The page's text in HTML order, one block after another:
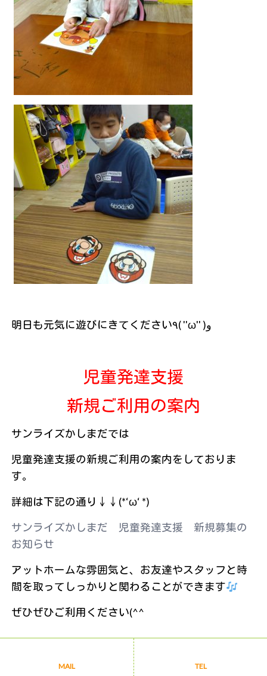
明日も元気に遊びにきてください٩( ''ω'' )و
児童発達支援
新規ご利用の案内
サンライズかしまだでは
児童発達支援の新規ご利用の案内をしておりま
す。
詳細は下記の通り↓↓(*‘ω‘ *)
サンライズかしまだ 児童発達支援 新規募集の
お知らせ
アットホームな雰囲気と、お友達やスタッフと時
間を取ってしっかりと関わることができます
ぜひぜひご利用ください(^^
MAIL TEL